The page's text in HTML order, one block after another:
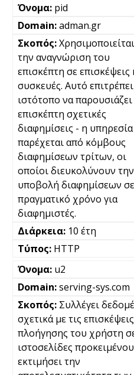
pid
adman.gr
την αναγνώριση του
επισκέπτη σε επισκέψεις
συσκευές. Αυτό
ιστότοπο να
επισκέπτη σχετικές
διαφημίσεις - η υπηρεσία
παρέχεται από κόμβους
διαφημίσεων τρίτων, οι
οποίοι διευκολύνουν την
υποβολή διαφημίσεων σε
πραγματικό χρόνο για
διαφημιστές.
10 έτη
HTTP
u2
serving-sys.com
Συλλέγει
σχετικά με τις επισκέψεις
πλοήγησης του χρήστη
ιστοσελίδες
εκτιμήσει την